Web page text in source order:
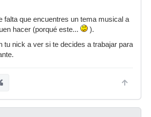
falta que encuentres un tema musical a
hacer (porqué este...
).
tu nick a ver si te decides a trabajar para